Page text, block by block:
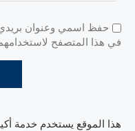
حفظ اسمي وعنوان بريدي
في هذا المتصفح
هذا الموقع يستخدم خدمة